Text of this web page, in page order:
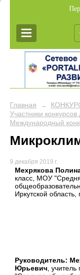
Главная →
Участники конкурсов
Международный
9 декабря 2019 г.
Мехрякова
класс, МОУ
Иркутской область,
Руководитель:
Юрьевич ,